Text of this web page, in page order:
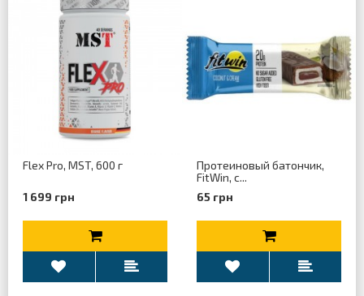
Flex Pro, MST, 600 г
1 699 грн
Протеиновый батончик,
FitWin, с...
65 грн